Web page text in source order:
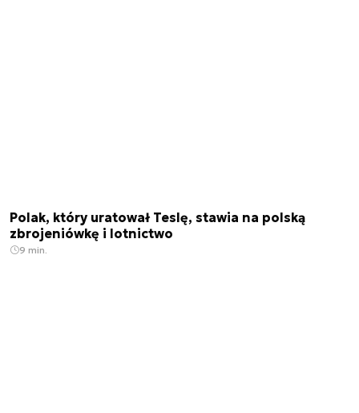
Polak, który uratował Teslę, stawia na polską
zbrojeniówkę i lotnictwo
9 min.